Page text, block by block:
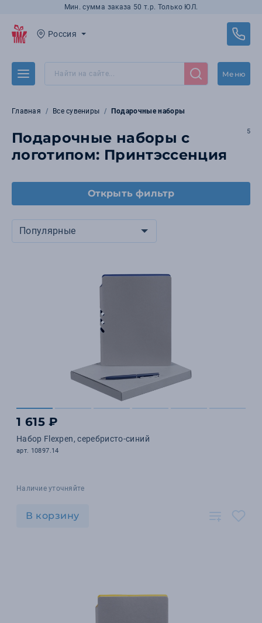
Мин. сумма заказа 50 т.р. Только ЮЛ.
Россия
Меню
Главная Все сувениры Подарочные наборы
Подарочные наборы с
логотипом: Принтэссенция
5
Открыть фильтр
Популярные
1 615 ₽
Набор Flexpen, серебристо-синий
арт. 10897.14
Наличие уточняйте
В корзину